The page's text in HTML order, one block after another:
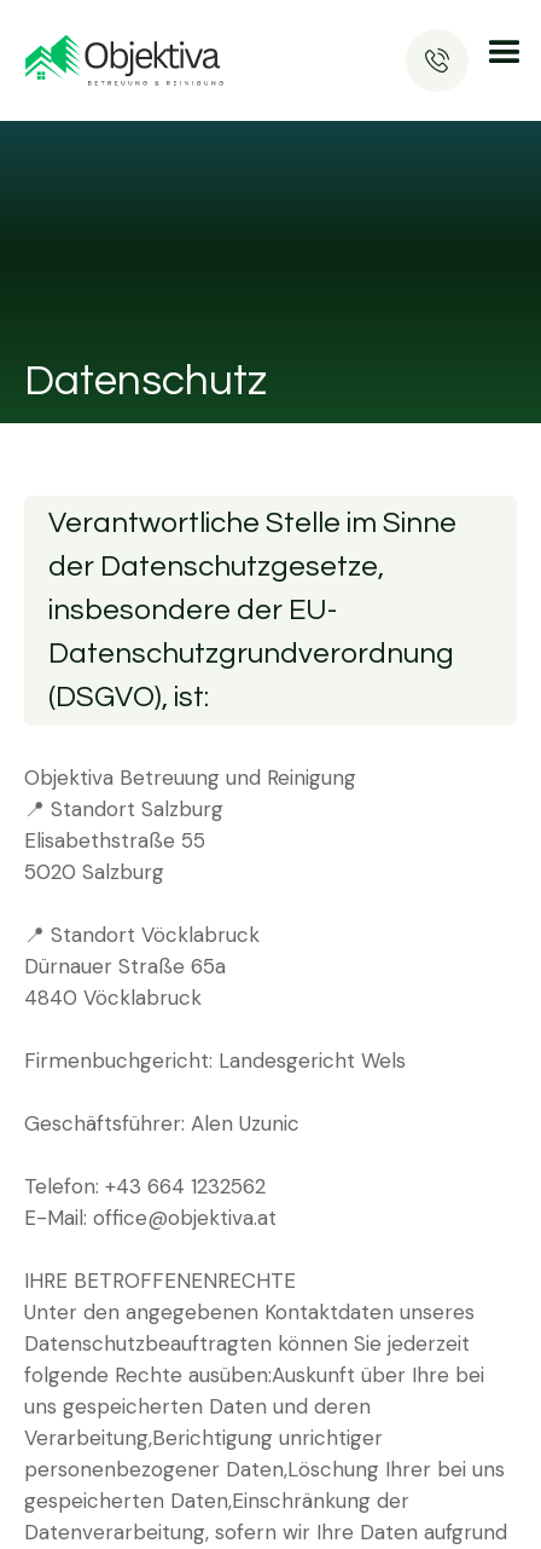
Datenschutz
Verantwortliche Stelle im Sinne
der Datenschutzgesetze,
insbesondere der EU-
Datenschutzgrundverordnung
(DSGVO), ist:
Objektiva Betreuung und Reinigung
📍 Standort Salzburg
Elisabethstraße 55
5020 Salzburg
📍 Standort Vöcklabruck
Dürnauer Straße 65a
4840 Vöcklabruck
Firmenbuchgericht: Landesgericht Wels
Geschäftsführer: Alen Uzunic
Telefon: +43 664 1232562
E-Mail: office@objektiva.at
IHRE BETROFFENENRECHTE
Unter den angegebenen Kontaktdaten unseres
Datenschutzbeauftragten können Sie jederzeit
folgende Rechte ausüben:Auskunft über Ihre bei
uns gespeicherten Daten und deren
Verarbeitung,Berichtigung unrichtiger
personenbezogener Daten,Löschung Ihrer bei uns
gespeicherten Daten,Einschränkung der
Datenverarbeitung, sofern wir Ihre Daten aufgrund